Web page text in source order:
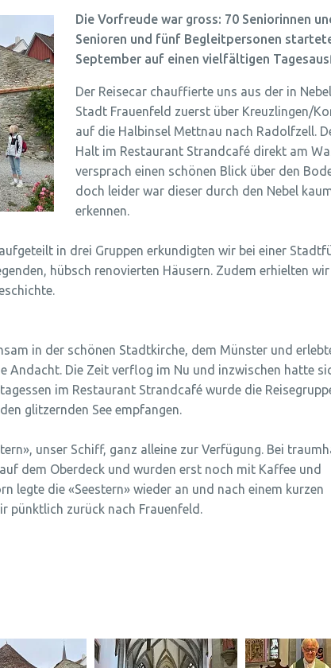
Die Vorfreude war gross: 70 Seniorinnen
Senioren und fünf Begleitpersonen
September auf einen vielfältigen
Der Reisecar chauffierte uns aus der in
Stadt Frauenfeld zuerst über Kreuzlingen/
auf die Halbinsel Mettnau nach Radolfzell.
Halt im Restaurant Strandcafé direkt am
versprach einen schönen Blick über den
doch leider war dieser durch den Nebel
erkennen.
in drei Gruppen erkundigten wir bei einer
hübsch renovierten Häusern. Zudem erhielten wir
in der schönen Stadtkirche, dem Münster und
Andacht. Die Zeit verflog im Nu und inzwischen hatte
im Restaurant Strandcafé wurde die
glitzernden See empfangen.
unser Schiff, ganz alleine zur Verfügung. Bei
dem Oberdeck und wurden erst noch mit Kaffee und
legte die «Seestern» wieder an und nach einem kurzen
pünktlich zurück nach Frauenfeld.